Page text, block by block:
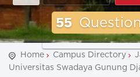
55
Home Campus Directory
Universitas Swadaya Gunung